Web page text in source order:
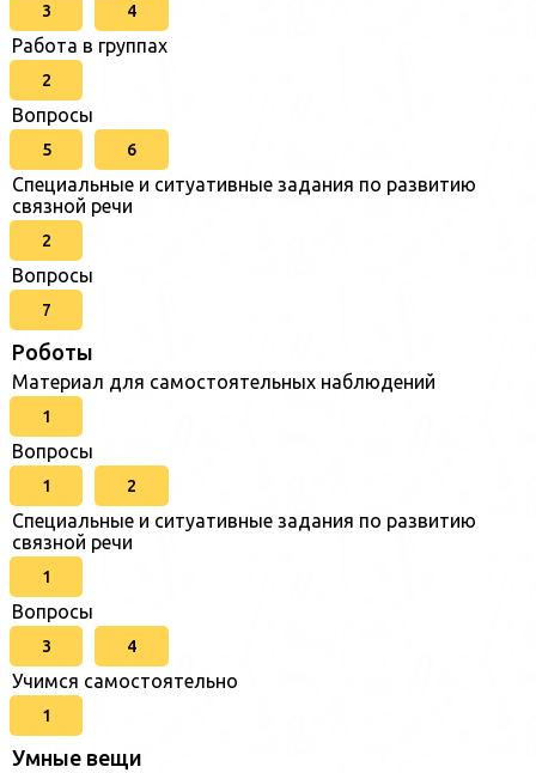
3 4
Работа в группах
2
Вопросы
5 6
Специальные и ситуативные задания по развитию
связной речи
2
Вопросы
7
Роботы
Материал для самостоятельных наблюдений
1
Вопросы
1 2
Специальные и ситуативные задания по развитию
связной речи
1
Вопросы
3 4
Учимся самостоятельно
1
Умные вещи